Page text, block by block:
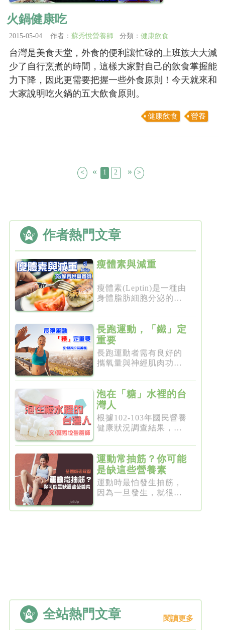
火鍋健康吃
2015-05-04 作者： 蘇秀悅營養師 分類： 健康飲食
台灣是美食天堂，外食的便利讓忙碌的上班族大大減
少了自行烹煮的時間，這樣大家對自己的飲食掌握能
力下降，因此更需要把握一些外食原則！今天就來和
大家說明吃火鍋的五大飲食原則。
健康飲食 營養
< « 1 2 » >
作者熱門文章
瘦體素與減重
瘦體素(Leptin)是一種由
身體脂肪細胞分泌的荷
長跑運動，「鐵」定
重要
長跑運動者需有良好的
攜氧量與神經肌肉功
泡在「糖」水裡的台
灣人
根據102-103年國民營養
健康狀況調查結果，台
運動常抽筋？你可能
是缺這些營養素
運動時最怕發生抽筋，
因為一旦發生，就很難
全站熱門文章 閱讀更多